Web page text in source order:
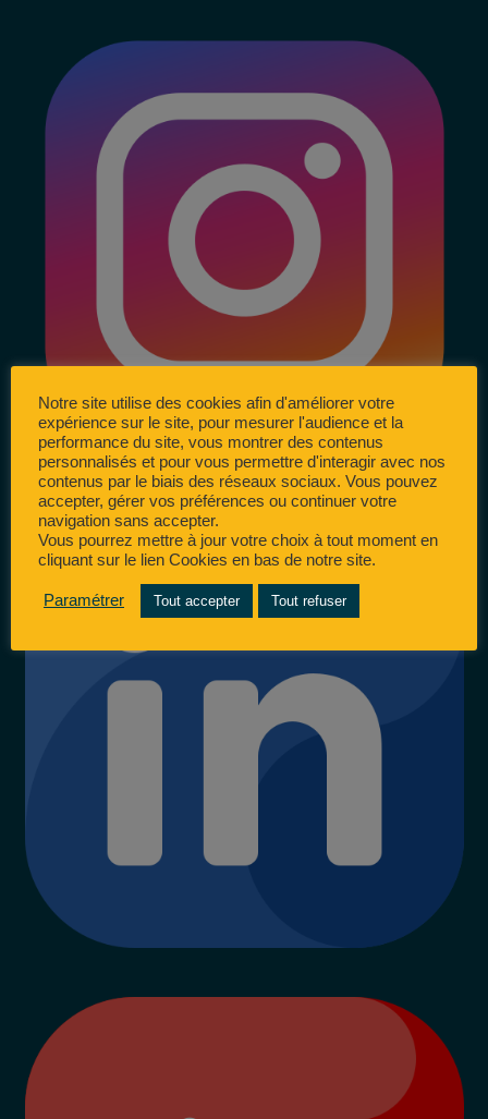
Notre site utilise des cookies afin d'améliorer votre
expérience sur le site, pour mesurer l'audience et la
performance du site, vous montrer des contenus
personnalisés et pour vous permettre d'interagir avec nos
contenus par le biais des réseaux sociaux. Vous pouvez
accepter, gérer vos préférences ou continuer votre
navigation sans accepter.
Vous pourrez mettre à jour votre choix à tout moment en
cliquant sur le lien Cookies en bas de notre site.
Paramétrer Tout accepter Tout refuser